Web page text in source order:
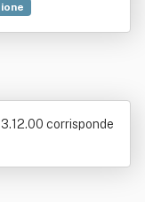
italiano
corrisponde